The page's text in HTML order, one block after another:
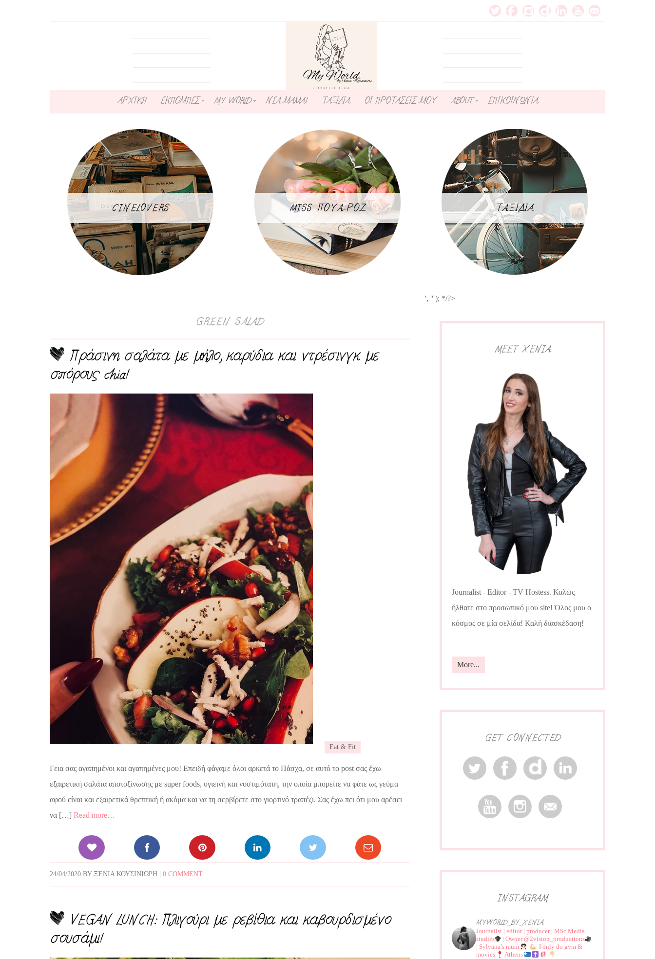
ΑΡΧΙΚΗ ΕΚΠΟΜΠΕΣ MY WORLD ΝΕΑ ΜΑΜΑ! ΤΑΞΙΔΙΑ ΟΙ ΠΡΟΤΑΣΕΙΣ ΜΟΥ ABOUT ΕΠΙΚΟΙΝΩΝΙΑ
CINELOVERS MISS ΠΟΥΑ-ΡΟΖ ΤΑΞΙΔΙΑ
', '' ); */?>
GREEN SALAD
Πράσινη σαλάτα με μήλο, καρύδια και ντρέσινγκ με
σπόρους chia!
Eat & Fit
Γεια σας αγαπημένοι και αγαπημένες μου! Επειδή φάγαμε όλοι αρκετά το Πάσχα, σε αυτό το post σας έχω
εξαιρετική σαλάτα αποτοξίνωσης με super foods, υγιεινή και νοστιμότατη, την οποία μπορείτε να φάτε ως γεύμα
αφού είναι και εξαιρετικά θρεπτική ή ακόμα και να τη σερβίρετε στο γιορτινό τραπέζι. Σας έχω πει ότι μου αρέσει
να […] Read more…
24/04/2020 BY ΞΈΝΙΑ ΚΟΥΣΙΝΙΏΡΗ 0 COMMENT
VEGAN LUNCH: Πλιγούρι με ρεβίθια και καβουρδισμένο
σουσάμι!
MEET XENIA
Journalist - Editor - TV Hostess. Καλώς
ήλθατε στο προσωπικό μου site! Όλος μου ο
κόσμος σε μία σελίδα! Καλή διασκέδαση!
More...
GET CONNECTED
INSTAGRAM
MYWORLD_BY_XENIA
Journalist | editor | producer | MSc Media
studies
| Owner @2vision_productions
| Sylvana’s mum
I only do gym &
movies
Athens